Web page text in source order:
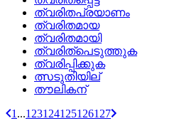
ത്വരിതപ്രയാണം
ത്വരിതമായ
ത്വരിതമായി
ത്വരിത്‌പെടുത്തുക
ത്വരിപ്പിക്കുക
ത്സടുതിയില്
തൗലികന്
1 ...123124125126127